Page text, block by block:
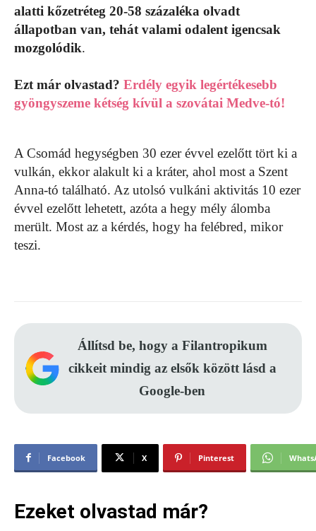
alatti kőzetréteg 20-58 százaléka olvadt
állapotban van, tehát valami odalent igencsak
mozgolódik.
Ezt már olvastad? Erdély egyik legértékesebb
gyöngyszeme kétség kívül a szovátai Medve-tó!
A Csomád hegységben 30 ezer évvel ezelőtt tört ki a
vulkán, ekkor alakult ki a kráter, ahol most a Szent
Anna-tó található. Az utolsó vulkáni aktivitás 10 ezer
évvel ezelőtt lehetett, azóta a hegy mély álomba
merült. Most az a kérdés, hogy ha felébred, mikor
teszi.
Állítsd be, hogy a Filantropikum
cikkeit mindig az elsők között lásd a
Google-ben
Facebook X Pinterest
Ezeket olvastad már?